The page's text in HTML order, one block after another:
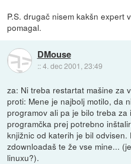
P.S. drugač nisem kakšn expert
pomagal.
DMouse
::4. dec 2001, 23:49
za: Ni treba restartat mašine za
proti: Mene je najbolj motilo, da
programov ali pa je bilo treba
programčka prej potrebno
knjižnic od katerih je bil
zdownloadaš te že vse mine...
linuxu?).